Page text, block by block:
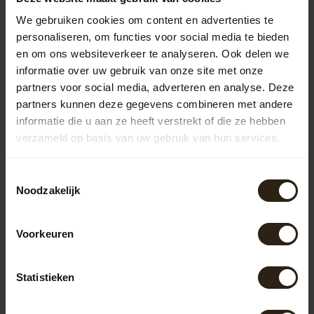
We gebruiken cookies om content en advertenties te
personaliseren, om functies voor social media te bieden
en om ons websiteverkeer te analyseren. Ook delen we
informatie over uw gebruik van onze site met onze
partners voor social media, adverteren en analyse. Deze
partners kunnen deze gegevens combineren met andere
informatie die u aan ze heeft verstrekt of die ze hebben
verzameld op basis van uw gebruik van hun services.
Noodzakelijk
Voorkeuren
Statistieken
vaak de charme van natuurlijke materialen.
Houten regentonnen
De houten regentonnen van Barrel Atelier zijn vervaardigd
uit gerecyclede wijn-, whisky- en portvaten. Deze unieke
tonnen combineren functionaliteit met een authentieke
uitstraling, waardoor ze een aanwinst zijn voor elke tuin
in Lisse. Bovendien draagt het hergebruik van materialen
bij aan een duurzamere leefomgeving.
roestbestendig, maar voegen ook een stijlvolle,
industriële touch toe aan je tuin. Ze zijn bestand tegen
levensduur, wat ze tot een praktische keuze maakt voor
Regentonnen met pomp of kraan